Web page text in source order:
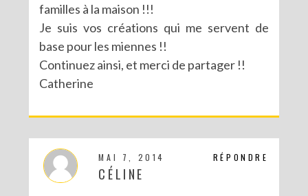
familles à la maison !!!
Je suis vos créations qui me servent de
base pour les miennes !!
Continuez ainsi, et merci de partager !!
Catherine
RÉPONDRE
MAI 7, 2014
CÉLINE